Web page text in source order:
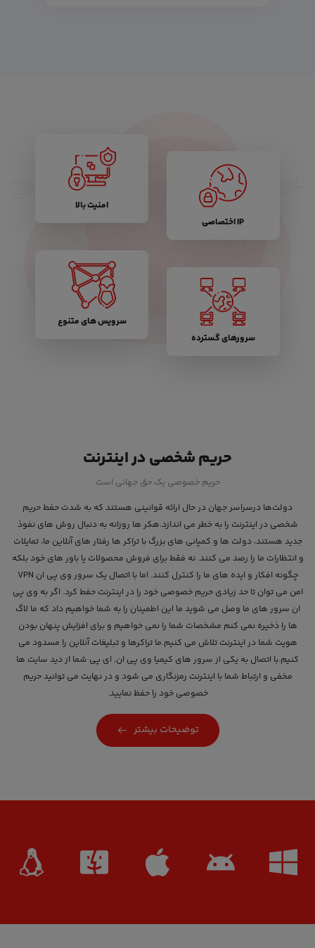
حریم شخصی در اینترنت
حریم خصوصی یک حق جهانی است
دولت‌ها درسراسر جهان در حال ارائه قوانينی هستند كه به شدت حفط حریم
شخصی در اینترنت را به خطر می اندازد.هکر ها روزانه به دنبال روش های نفوذ
جدید هستند، دولت ها و کمپانی های بزرگ با تراکر ها رفتار های آنلاین ما، تمایلات
و انتظارات ما را رصد می کنند. نه فقط برای فروش محصولات یا باور های خود بلکه
چگونه افکار و ایده های ما را کنترل کنند. اما با اتصال یک سرور وی پی ان VPN
امن می توان تا حد زیادی حریم خصوصی خود را در اینترنت حفط کرد. اگر به وی پی
ان سرور های ما وصل می شوید ما این اطمینان را به شما خواهیم داد که ما لاگ
ها را ذخیره نمی کنم مشخصات شما را نمی خواهیم و برای افزایش پنهان بودن
هویت شما در اینترنت تلاش می کنیم.ما تراکرها و تبلیغات آنلاین را مسدود می
کنیم.با اتصال به یکی از سرور های کیمیا وی پی ان, ای پی شما از دید سایت ها
مخفی و ارتباط شما با اینترنت رمزنگاری می شود و در نهایت می توانید حریم
خصوصی خود را حفظ نمایید.
توضیحات بیشتر
IP اختصاصی
امنیت بالا
سرورهای گسترده
سرویس های متنوع